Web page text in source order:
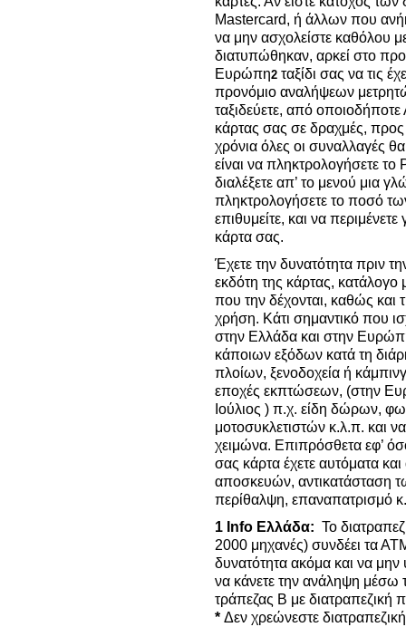
Mastercard, ή άλλων που
να μην ασχολείστε καθόλου
διατυπώθηκαν, αρκεί στο
Ευρώπη2 ταξίδι σας να τις
προνόμιο αναλήψεων
ταξιδεύετε, από
κάρτας σας σε δραχμές,
χρόνια όλες οι συναλλαγές
είναι να πληκτρολογήσετε
διαλέξετε απ’ το μενού μια
πληκτρολογήσετε το ποσό
επιθυμείτε, και να
κάρτα σας.
Έχετε την δυνατότητα πριν
εκδότη της κάρτας, κατάλογο
που την δέχονται, καθώς και
χρήση. Κάτι σημαντικό που
στην Ελλάδα και στην
κάποιων εξόδων κατά τη
πλοίων, ξενοδοχεία ή
εποχές εκπτώσεων, (στην
Ιούλιος ) π.χ. είδη δώρων,
μοτοσυκλετιστών κ.λ.π. και
χειμώνα. Επιπρόσθετα εφ’
σας κάρτα έχετε αυτόματα
αποσκευών, αντικατάσταση
περίθαλψη, επαναπατρισμό
1 Info Ελλάδα: Το
2000 μηχανές) συνδέει τα
δυνατότητα ακόμα και να
να κάνετε την ανάληψη μέσω
τράπεζας Β με διατραπεζική
* Δεν χρεώνεστε